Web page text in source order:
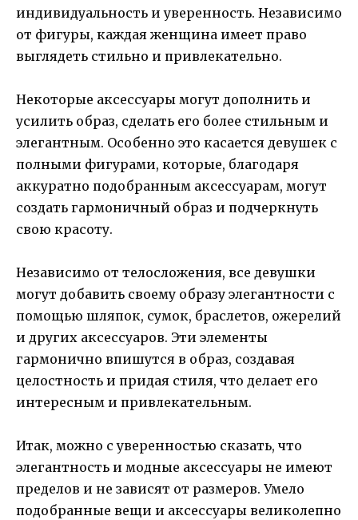
индивидуальность и уверенность. Независимо
от фигуры, каждая женщина имеет право
выглядеть стильно и привлекательно.
Некоторые аксессуары могут дополнить и
усилить образ, сделать его более стильным и
элегантным. Особенно это касается девушек с
полными фигурами, которые, благодаря
аккуратно подобранным аксессуарам, могут
создать гармоничный образ и подчеркнуть
свою красоту.
Независимо от телосложения, все девушки
могут добавить своему образу элегантности с
помощью шляпок, сумок, браслетов, ожерелий
и других аксессуаров. Эти элементы
гармонично впишутся в образ, создавая
целостность и придая стиля, что делает его
интересным и привлекательным.
Итак, можно с уверенностью сказать, что
элегантность и модные аксессуары не имеют
пределов и не зависят от размеров. Умело
подобранные вещи и аксессуары великолепно